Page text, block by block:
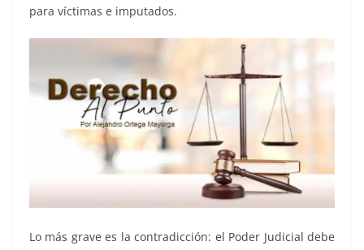
para víctimas e imputados.
Lo más grave es la contradicción: el Poder Judicial debe